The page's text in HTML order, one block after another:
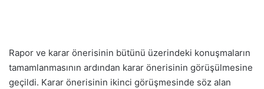
Rapor ve karar önerisinin bütünü üzerindeki konuşmaların
tamamlanmasının ardından karar önerisinin görüşülmesine
geçildi. Karar önerisinin ikinci görüşmesinde söz alan